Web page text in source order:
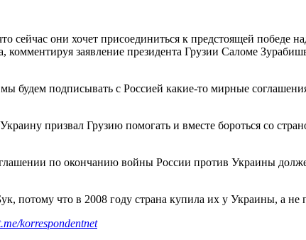
они хочет присоединиться к предстоящей победе
заявление президента Грузии Саломе
мы будем подписывать с Россией какие-то мирные
призвал Грузию помогать и вместе бороться со
по окончанию войны России против Украины
потому что в 2008 году страна купила их у Украины, а не
korrespondentnet